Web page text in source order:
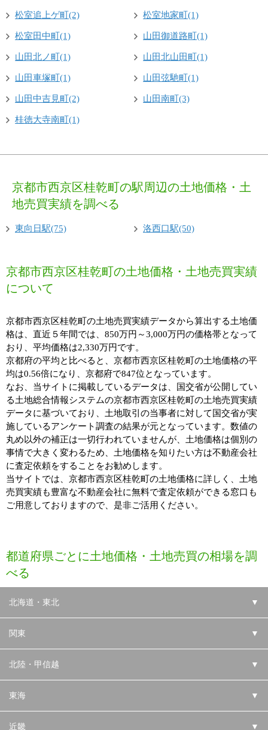
松室追上ゲ町(2) 松室地家町(1)
松室田中町(1) 山田御道路町(1)
山田北ノ町(1) 山田北山田町(1)
山田車塚町(1) 山田弦馳町(1)
山田中吉見町(2) 山田南町(3)
桂徳大寺南町(1)
京都市西京区桂乾町の駅周辺の土地価格・土
地売買実績を調べる
東向日駅(75) 洛西口駅(50)
京都市西京区桂乾町の土地価格・土地売買実績
について
京都市西京区桂乾町の土地売買実績データから算出する土地価
格は、直近５年間では、850万円～3,000万円の価格帯となって
おり、平均価格は2,330万円です。
京都府の平均と比べると、京都市西京区桂乾町の土地価格の平
均は0.56倍になり、京都府で847位となっています。
なお、当サイトに掲載しているデータは、国交省が公開してい
る土地総合情報システムの京都市西京区桂乾町の土地売買実績
データに基づいており、土地取引の当事者に対して国交省が実
施しているアンケート調査の結果が元となっています。数値の
丸め以外の補正は一切行われていませんが、土地価格は個別の
事情で大きく変わるため、土地価格を知りたい方は不動産会社
に査定依頼をすることをお勧めします。
当サイトでは、京都市西京区桂乾町の土地価格に詳しく、土地
売買実績も豊富な不動産会社に無料で査定依頼ができる窓口も
ご用意しておりますので、是非ご活用ください。
都道府県ごとに土地価格・土地売買の相場を調
べる
北海道・東北 ▼
関東 ▼
北陸・甲信越 ▼
東海 ▼
近畿 ▼